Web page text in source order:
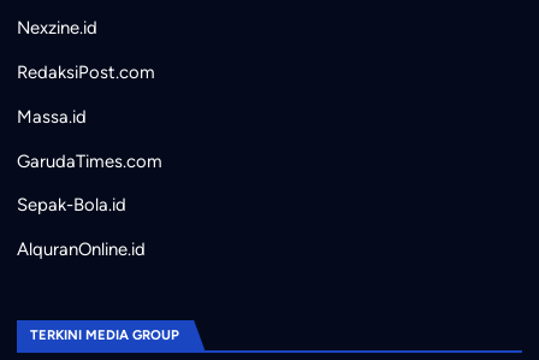
Nexzine.id
RedaksiPost.com
Massa.id
GarudaTimes.com
Sepak-Bola.id
AlquranOnline.id
TERKINI MEDIA GROUP